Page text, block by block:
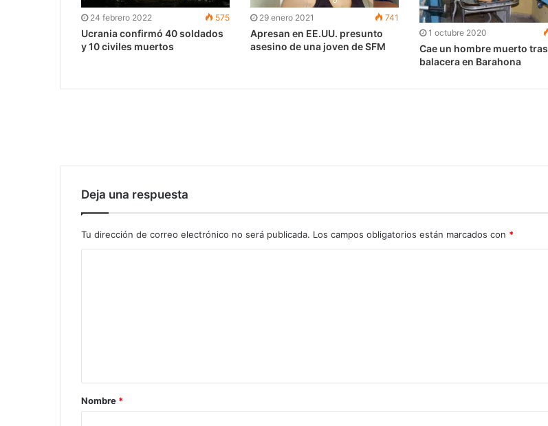
24 febrero 2022 575
Ucrania confirmó 40 soldados
y 10 civiles muertos
29 enero 2021 741
Apresan en EE.UU. presunto
asesino de una joven de SFM
1 octubre 2020
Cae un hombre muerto tras
balacera en Barahona
Deja una respuesta
Tu dirección de correo electrónico no será publicada. Los campos obligatorios están marcados con *
Nombre *